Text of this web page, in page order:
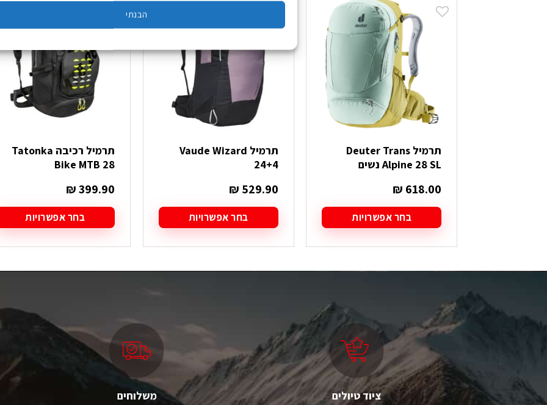
הבנתי
תרמיל Deuter Trans
Alpine 28 SL נשים
₪ 618.00
בחר אפשרויות
למוצר
זה
ניתן
לבחור
את
האפשרויות
בעמוד
המוצר
תרמיל Vaude Wizard
24+4
₪ 529.90
בחר אפשרויות
למוצר
זה
את
האפשרויות
בעמוד
המוצר
תרמיל רכיבה Tatonka
Bike MTB 28
₪399.90
בחר אפשרויות
למוצר
זה
את
האפשרויות
בעמוד
ציוד טיולים
משלוחים